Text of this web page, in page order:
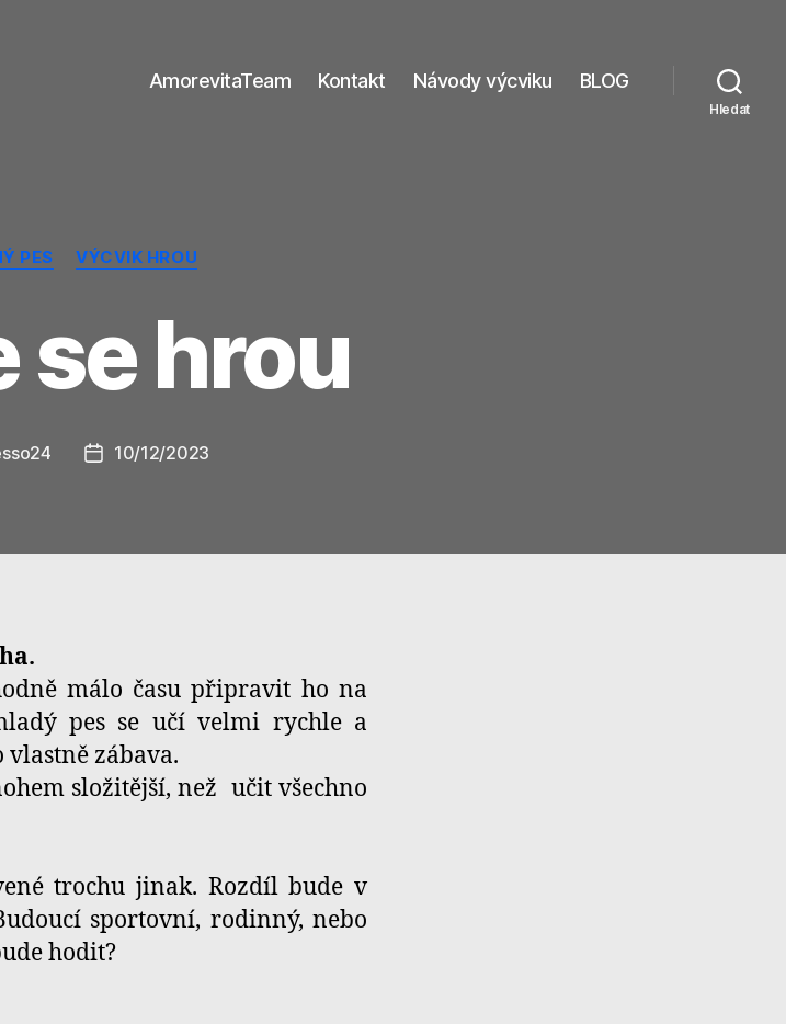
AmorevitaTeam Kontakt Návody výcviku BLOG
Hledat
Rubriky
PES VÝCVIK HROU
se hrou
Datum
10/12/2023
málo času připravit ho na
pes se učí velmi rychle a
vlastně zábava.
složitější, než učit všechno
trochu jinak. Rozdíl bude v
sportovní, rodinný, nebo
hodit?